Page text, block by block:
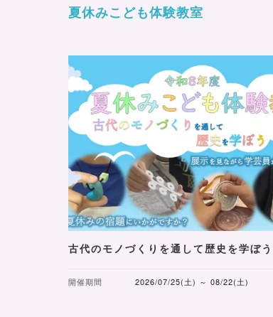
夏休みこども体験教室
古代のモノづくりを通して歴史を学ぼう
開催期間 2026/07/25(土) ～ 08/22(土)